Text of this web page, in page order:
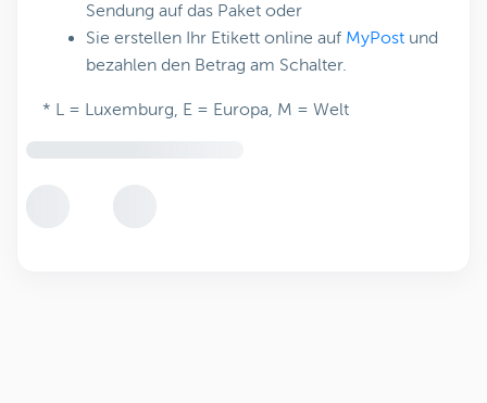
Sendung auf das Paket oder
Sie erstellen Ihr Etikett online auf MyPost und
bezahlen den Betrag am Schalter.
* L = Luxemburg, E = Europa, M = Welt